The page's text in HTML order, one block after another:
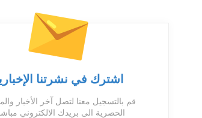
اشترك في نشرتنا
قم بالتسجيل معنا لتصل آخر الأخبار
الحصرية الى بريدك الالكتروني